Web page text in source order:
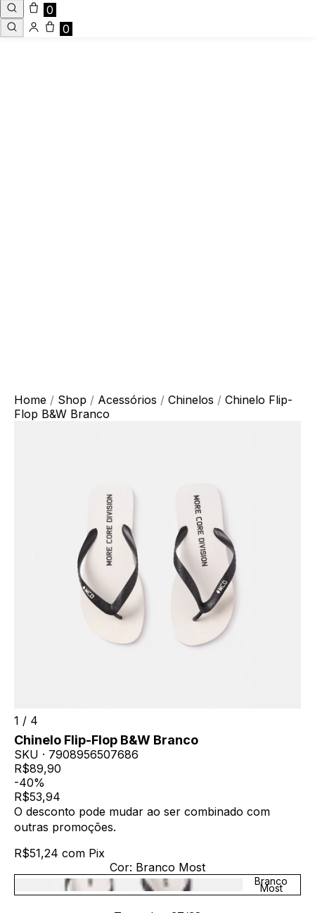
0
0
Home / Shop / Acessórios / Chinelos / Chinelo Flip-
Flop B&W Branco
1 / 4
Chinelo Flip-Flop B&W Branco
SKU · 7908956507686
R$89,90
-40%
R$53,94
O desconto pode mudar ao ser combinado com
outras promoções.
R$51,24 com Pix
Cor: Branco Most
Branco
Most